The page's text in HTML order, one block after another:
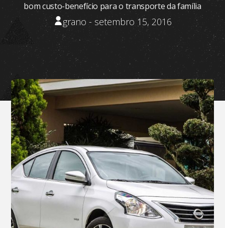
bom custo-benefício para o transporte da família
grano - setembro 15, 2016